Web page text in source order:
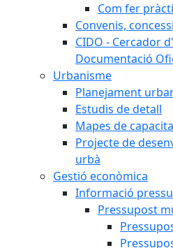
Com fer
Convenis,
CIDO - Cercador
Documentació
Urbanisme
Planejament
Estudis de detall
Mapes de
Projecte de
urbà
Gestió econòmica
Informació
Pressupost